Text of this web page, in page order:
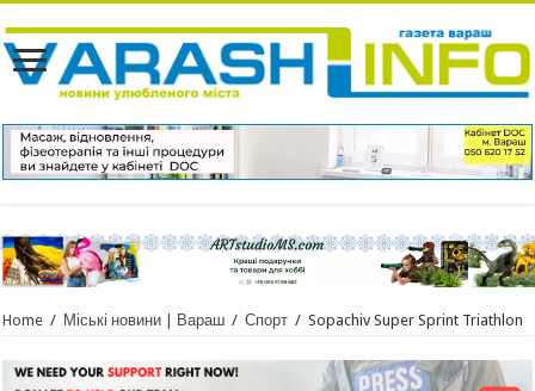
Home / Міські новини | Вараш / Спорт / Sopachiv Super Sprint Triathlon